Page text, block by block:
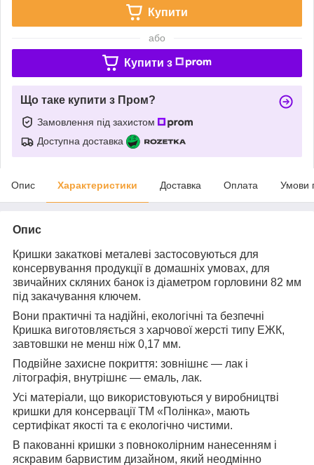
Купити
або
Купити з
Що таке купити з Пром?
Замовлення під захистом
Доступна доставка
Опис Характеристики Доставка Оплата Умови
Опис
Кришки закаткові металеві застосовуються для
консервування продукції в домашніх умовах, для
звичайних скляних банок із діаметром горловини 82 мм
під закачування ключем.
Вони практичні та надійні, екологічні та безпечні
Кришка виготовляється з харчової жерсті типу ЕЖК,
завтовшки не менш ніж 0,17 мм.
Подвійне захисне покриття: зовнішнє — лак і
літографія, внутрішнє — емаль, лак.
Усі матеріали, що використовуються у виробництві
кришки для консервації ТМ «Полінка», мають
сертифікат якості та є екологічно чистими.
В пакованні кришки з повноколірним нанесенням і
яскравим барвистим дизайном, який неодмінно